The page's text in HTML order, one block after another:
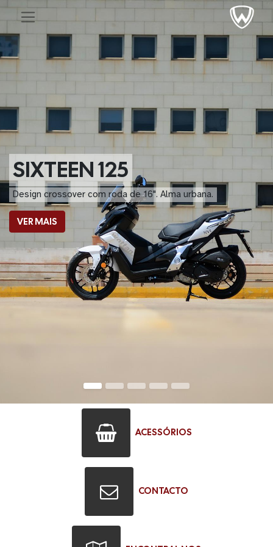
SIXTEEN 125
Design crossover com roda de 16". Alma urbana.​
VER MAIS
ACESSÓRIOS
CONTACTO